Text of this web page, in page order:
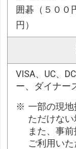
囲碁（５００
円）
VISA、UC、
ー、ダイナー
一部の現
ただけない
また、事
ご利用い